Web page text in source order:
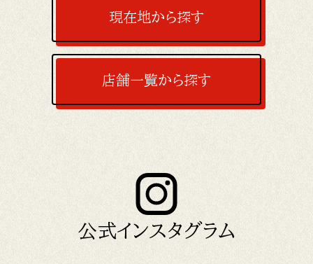
現在地から探す
店舗一覧から探す
公式インスタグラム